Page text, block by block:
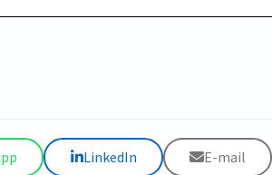
LinkedIn E-mail